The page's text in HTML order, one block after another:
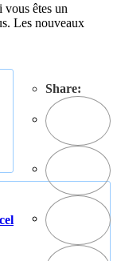
vous êtes un
Les nouveaux
Share: